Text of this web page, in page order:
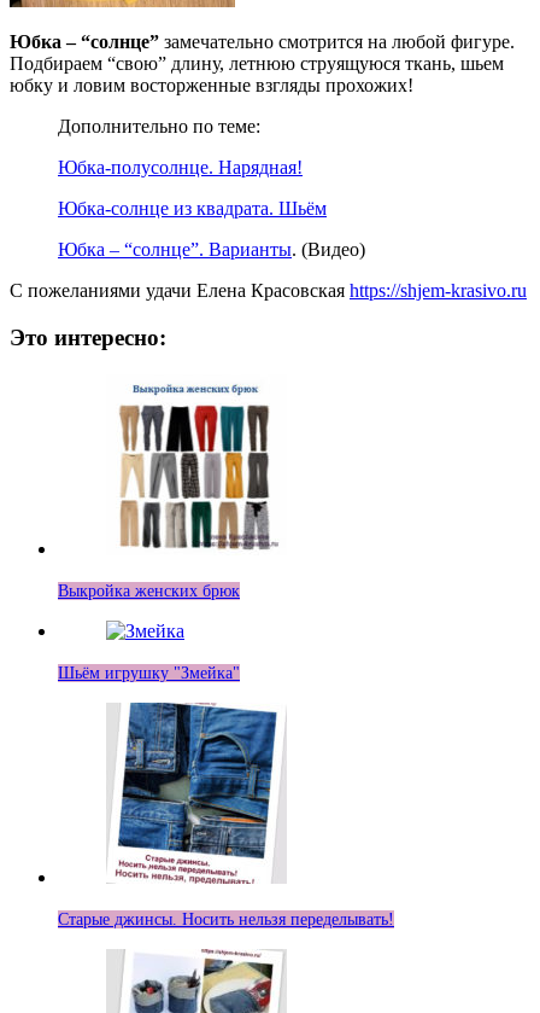
Юбка – “солнце” замечательно смотрится на любой фигуре.
Подбираем “свою” длину, летнюю струящуюся ткань, шьем
юбку и ловим восторженные взгляды прохожих!
Дополнительно по теме:
Юбка-полусолнце. Нарядная!
Юбка-солнце из квадрата. Шьём
Юбка – “солнце”. Варианты. (Видео)
С пожеланиями удачи Елена Красовская https://shjem-krasivo.ru
Это интересно:
Выкройка женских брюк
Шьём игрушку "Змейка"
Старые джинсы. Носить нельзя переделывать!